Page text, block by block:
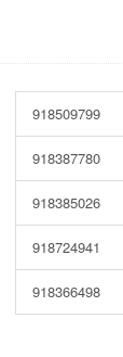
918509799
918387780
918385026
918724941
918366498